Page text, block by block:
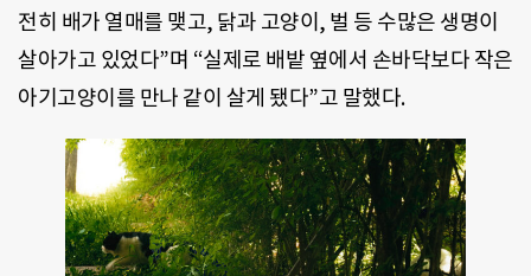
전히 배가 열매를 맺고, 닭과 고양이, 벌 등 수많은 생명이
살아가고 있었다”며 “실제로 배밭 옆에서 손바닥보다 작은
아기고양이를 만나 같이 살게 됐다”고 말했다.